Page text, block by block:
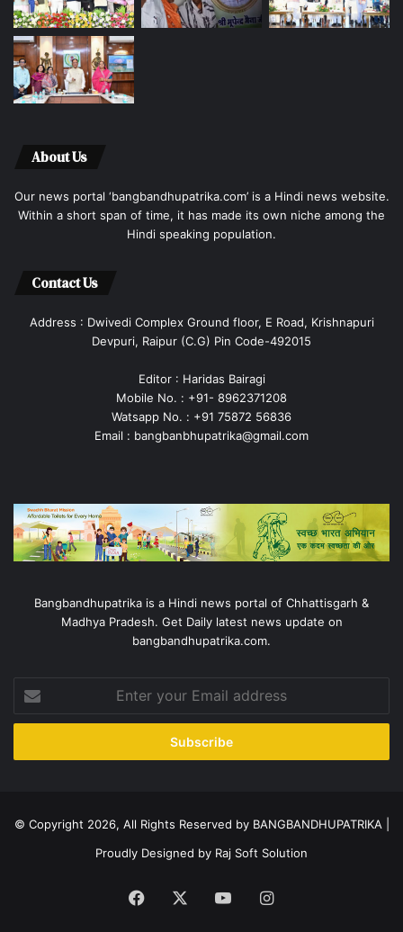
About Us
Our news portal ‘bangbandhupatrika.com’ is a Hindi news website.
Within a short span of time, it has made its own niche among the
Hindi speaking population.
Contact Us
Address : Dwivedi Complex Ground floor, E Road, Krishnapuri
Devpuri, Raipur (C.G) Pin Code-492015
Editor : Haridas Bairagi
Mobile No. : +91- 8962371208
Watsapp No. : +91 75872 56836
Email : bangbanbhupatrika@gmail.com
Bangbandhupatrika is a Hindi news portal of Chhattisgarh &
Madhya Pradesh. Get Daily latest news update on
bangbandhupatrika.com.
your
Email
© Copyright 2026, All Rights Reserved by BANGBANDHUPATRIKA |
Proudly Designed by Raj Soft Solution
Facebook YouTubeInstagram